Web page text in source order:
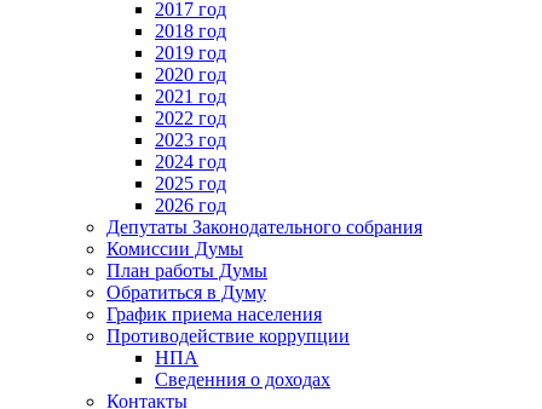
2017 год
2018 год
2019 год
2020 год
2021 год
2022 год
2023 год
2024 год
2025 год
2026 год
Депутаты Законодательного собрания
Комиссии Думы
План работы Думы
Обратиться в Думу
График приема населения
Противодействие коррупции
НПА
Сведенния о доходах
Контакты